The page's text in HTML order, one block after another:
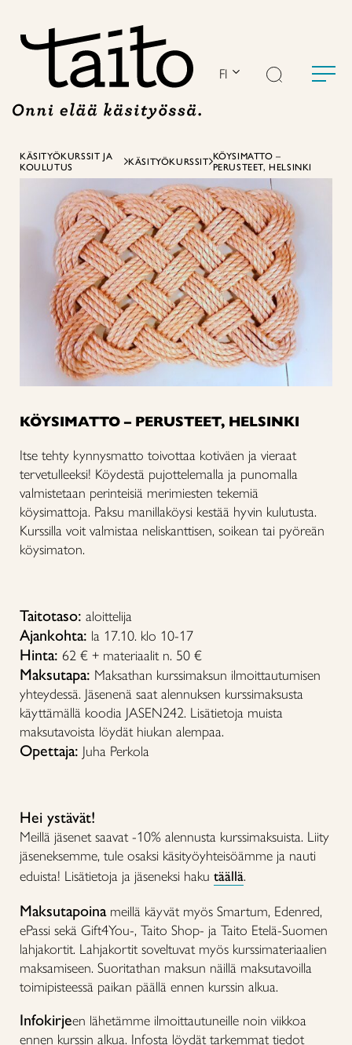
FI
KÄSITYÖKURSSIT JA
KOULUTUS
KÄSITYÖKURSSIT KÖYSIMATTO –
PERUSTEET, HELSINKI
KÖYSIMATTO – PERUSTEET, HELSINKI
Itse tehty kynnysmatto toivottaa kotiväen ja vieraat
tervetulleeksi! Köydestä pujottelemalla ja punomalla
valmistetaan perinteisiä merimiesten tekemiä
köysimattoja. Paksu manillaköysi kestää hyvin kulutusta.
Kurssilla voit valmistaa neliskanttisen, soikean tai pyöreän
köysimaton.
Taitotaso: aloittelija
Ajankohta: la 17.10. klo 10-17
Hinta: 62 € + materiaalit n. 50 €
Maksutapa: Maksathan kurssimaksun ilmoittautumisen
yhteydessä. Jäsenenä saat alennuksen kurssimaksusta
käyttämällä koodia JASEN242. Lisätietoja muista
maksutavoista löydät hiukan alempaa.
Opettaja: Juha Perkola
Hei ystävät!
Meillä jäsenet saavat -10% alennusta kurssimaksuista. Liity
jäseneksemme, tule osaksi käsityöyhteisöämme ja nauti
eduista! Lisätietoja ja jäseneksi haku täällä.
Maksutapoinameillä käyvät myös Smartum, Edenred,
ePassi sekä Gift4You-, Taito Shop- ja Taito Etelä-Suomen
lahjakortit. Lahjakortit soveltuvat myös kurssimateriaalien
maksamiseen. Suoritathan maksun näillä maksutavoilla
toimipisteessä paikan päällä ennen kurssin alkua.
Infokirjeen lähetämme ilmoittautuneille noin viikkoa
ennen kurssin alkua. Infosta löydät tarkemmat tiedot